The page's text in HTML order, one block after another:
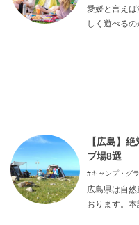
お問い合わせ
トラベルライター募集
愛媛と言え
しく遊べる
人も楽しめ
す。
【広島】
プ場8選
キャンプ・グ
広島県は自
おります。
絶対に行き